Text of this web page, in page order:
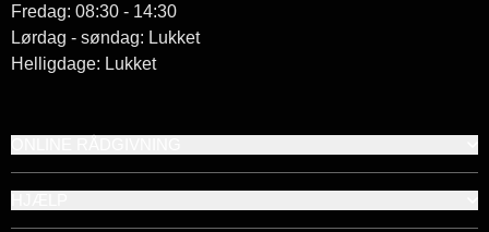
Fredag: 08:30 - 14:30
Lørdag - søndag: Lukket
Helligdage: Lukket